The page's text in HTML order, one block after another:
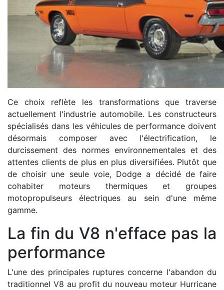
Ce choix reflète les transformations que traverse
actuellement l'industrie automobile. Les constructeurs
spécialisés dans les véhicules de performance doivent
désormais composer avec l'électrification, le
durcissement des normes environnementales et des
attentes clients de plus en plus diversifiées. Plutôt que
de choisir une seule voie, Dodge a décidé de faire
cohabiter moteurs thermiques et groupes
motopropulseurs électriques au sein d'une même
gamme.
La fin du V8 n'efface pas la
performance
L'une des principales ruptures concerne l'abandon du
traditionnel V8 au profit du nouveau moteur Hurricane